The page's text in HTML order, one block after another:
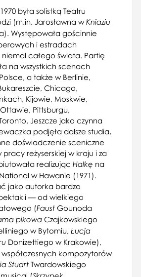
była solistką Teatru
(m.in. Jarosławna wKniaziu
Występowała gościnnie
i estradach
całego świata. Partię
na wszystkich scenach
a także w Berlinie,
Chicago,
Kijowie, Moskwie,
Pittsburgu,
Jeszcze jako czynna
podjęła dalsze studia,
doświadczenie sceniczne
pracy reżyserskiej w kraju i za
realizując Halkę na
w Hawanie (1971).
jako autorka bardzo
— od wielkiego
(Faust Gounoda
pikowa Czajkowskiego
w Bytomiu, Łucja
Donizettiego w Krakowie),
współczesnych kompozytorów
Stuart Twardowskiego
Opera w
Opera w
Opera w
Opera w
Chénier
Opera w
Chénier
Opera w
Chénier
Opera w
Opera w
Chénier
Opera w
Opera w
Opera w
Chénier
Opera w
Opera w